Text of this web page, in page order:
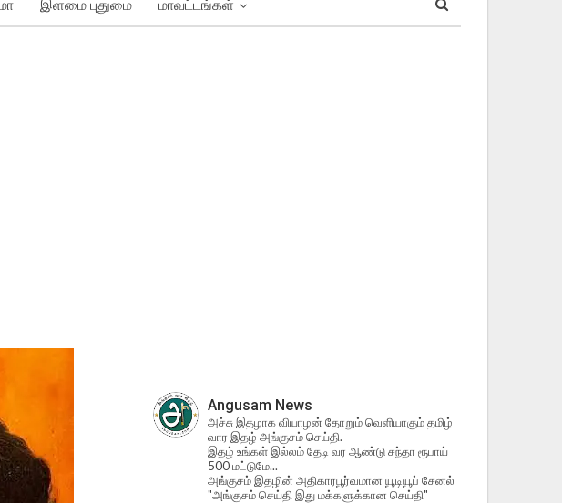
இளமை புதுமை மாவட்டங்கள்
Angusam News
அச்சு இதழாக வியாழன் தோறும் வெளியாகும் தமிழ்
வார இதழ் அங்குசம் செய்தி.
இதழ் உங்கள் இல்லம் தேடி வர ஆண்டு சந்தா ரூபாய்
500 மட்டுமே...
அங்குசம் இதழின் அதிகாரபூர்வமான யூடியூப் சேனல்
"அங்குசம் செய்தி இது மக்களுக்கான செய்தி"